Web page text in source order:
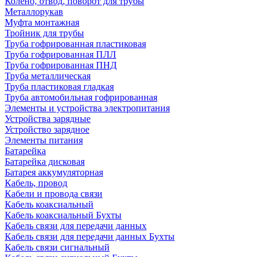
Металлорукав
Муфта монтажная
Тройник для трубы
Труба гофрированная пластиковая
Труба гофрированная ПЛЛ
Труба гофрированная ПНД
Труба металлическая
Труба пластиковая гладкая
Труба автомобильная гофрированная
Элементы и устройства электропитания
Устройства зарядные
Устройство зарядное
Элементы питания
Батарейка
Батарейка дисковая
Батарея аккумуляторная
Кабель, провод
Кабели и провода связи
Кабель коаксиальный
Кабель коаксиальный Бухты
Кабель связи для передачи данных
Кабель связи для передачи данных Бухты
Кабель связи сигнальный